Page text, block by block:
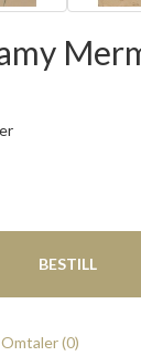
BESTILL
Omtaler (0)